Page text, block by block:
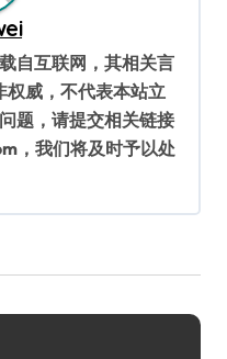
自互联网，其相关言
威，不代表本站立
题，请提交相关链接
，我们将及时予以处